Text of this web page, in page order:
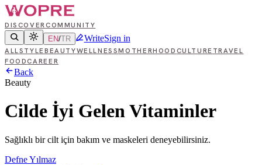
DISCOVERCOMMUNITY
EN/TR WriteSign in
ALLSTYLE BEAUTYWELLNESSMOTHERHOOD CULTURE TRAVEL
FOODCAREER
Back
Beauty
Cilde İyi Gelen Vitaminler
Sağlıklı bir cilt için bakım ve maskeleri deneyebilirsiniz.
Defne Yılmaz